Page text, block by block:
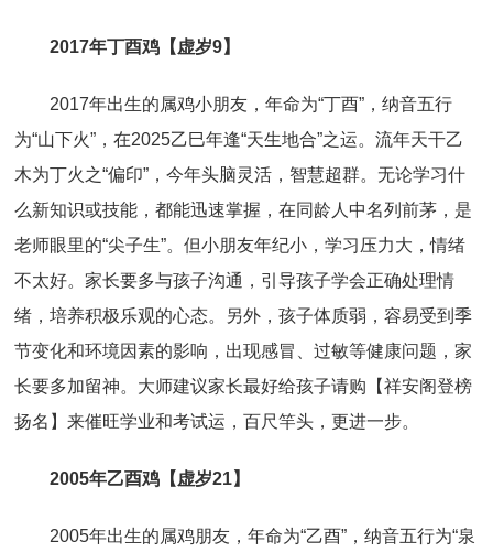
2017年丁酉鸡【虚岁9】
2017年出生的属鸡小朋友，年命为“丁酉”，纳音五行
为“山下火”，在2025乙巳年逢“天生地合”之运。流年天干乙
木为丁火之“偏印”，今年头脑灵活，智慧超群。无论学习什
么新知识或技能，都能迅速掌握，在同龄人中名列前茅，是
老师眼里的“尖子生”。但小朋友年纪小，学习压力大，情绪
不太好。家长要多与孩子沟通，引导孩子学会正确处理情
绪，培养积极乐观的心态。另外，孩子体质弱，容易受到季
节变化和环境因素的影响，出现感冒、过敏等健康问题，家
长要多加留神。大师建议家长最好给孩子请购【祥安阁登榜
扬名】来催旺学业和考试运，百尺竿头，更进一步。
2005年乙酉鸡【虚岁21】
2005年出生的属鸡朋友，年命为“乙酉”，纳音五行为“泉